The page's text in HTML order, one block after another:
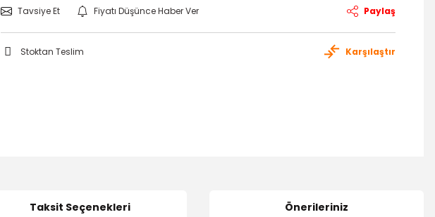
Tavsiye Et Fiyatı Düşünce Haber Ver Paylaş
Stoktan Teslim Karşılaştır
Taksit Seçenekleri Önerileriniz